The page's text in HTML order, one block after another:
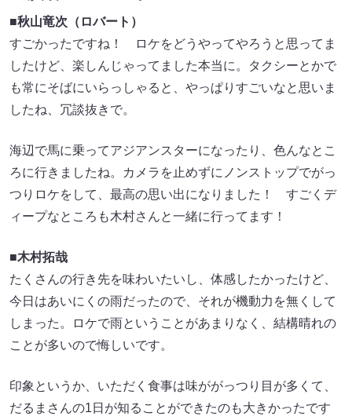
■秋山竜次（ロバート）
すごかったですね！ ロケをどうやってやろうと思ってま
したけど、楽しんじゃってました本当に。タクシーとかで
も常にそばにいらっしゃると、やっぱりすごいなと思いま
したね、冗談抜きで。
海辺で馬に乗ってアジアンスターになったり、色んなとこ
ろに行きましたね。カメラを止めずにノンストップでがっ
つりロケをして、最高の思い出になりました！ すごくデ
ィープなところも木村さんと一緒に行ってます！
■木村拓哉
たくさんの行き先を味わいたいし、体感したかったけど、
今日はあいにくの雨だったので、それが機動力を無くして
しまった。ロケで雨ということがあまりなく、結構晴れの
ことが多いので悔しいです。
印象というか、いただく食事は味ががっつり目が多くて、
だるまさんの1日が知ることができたのも大きかったです